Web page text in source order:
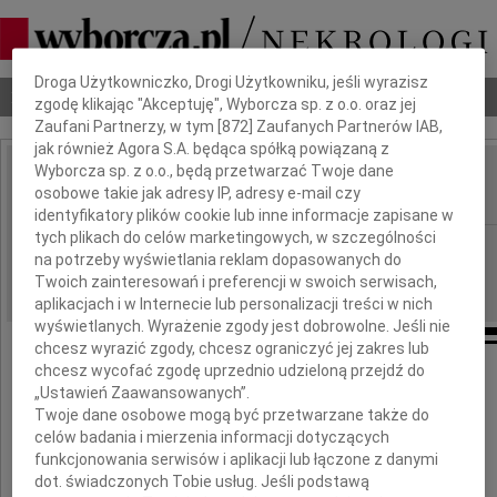
Nekrologi Odeszli Poradnik pogrzebowy
IMIĘ I NAZWISKO: Leszek Andruchów
REGION: Warszawa
DATA EMISJI: 15.10.2009
Leszkowi Andruchów
serdeczne wyrazy współczucia
z powodu śmierci
Dbamy o Twoją prywatność
Droga Użytkowniczko, Drogi Użytkowniku, jeśli wyrazisz
zgodę klikając "Akceptuję", Wyborcza sp. z o.o. oraz jej
Zaufani Partnerzy, w tym [872 ] Zaufanych Partnerów IAB,
jak również Agora S.A. będąca spółką powiązaną z
Wyborcza sp. z o.o., będą przetwarzać Twoje dane
osobowe takie jak adresy IP, adresy e-mail czy
identyfikatory plików cookie lub inne informacje zapisane w
tych plikach do celów marketingowych, w szczególności
na potrzeby wyświetlania reklam dopasowanych do
Twoich zainteresowań i preferencji w swoich serwisach,
aplikacjach i w Internecie lub personalizacji treści w nich
wyświetlanych. Wyrażenie zgody jest dobrowolne. Jeśli nie
chcesz wyrazić zgody, chcesz ograniczyć jej zakres lub
chcesz wycofać zgodę uprzednio udzieloną przejdź do
„Ustawień Zaawansowanych”.
Twoje dane osobowe mogą być przetwarzane także do
celów badania i mierzenia informacji dotyczących
funkcjonowania serwisów i aplikacji lub łączone z danymi
dot. świadczonych Tobie usług. Jeśli podstawą